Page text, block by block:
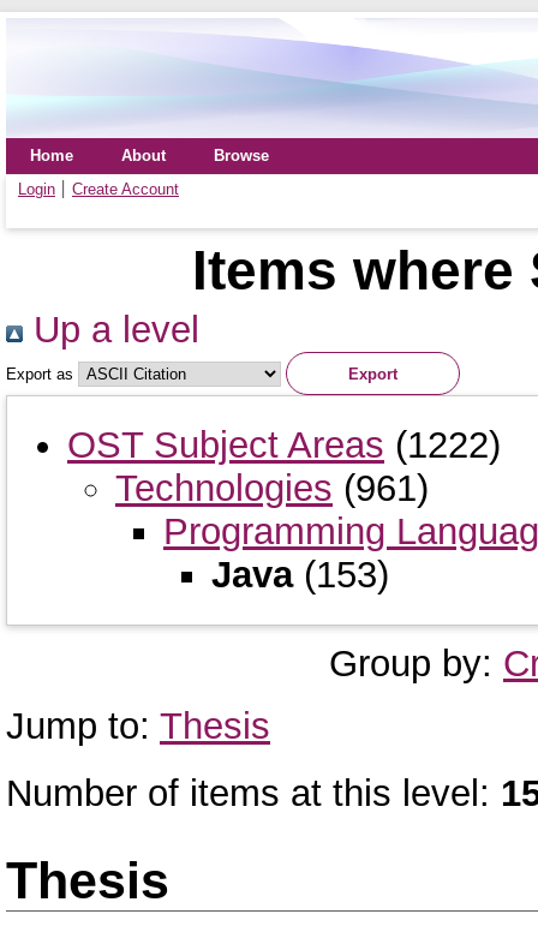
Home About
Browse
Login
Create Account
Items
Up a level
Export as
OST Subject Areas (1222)
Technologies (961)
Programming
Java(153)
Group by:
Jump to: Thesis
Number of items at this level:
Thesis